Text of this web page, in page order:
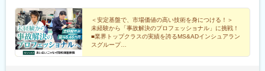
宮崎県／鹿児島県／沖縄県※詳細は下記URLよりご確認ください。
https://www.aioinissaydowa.co.jp※現在当社は、三井住友海上火災
保険株式会社との合併に関する協議を行なっております。その影
響により、今後上記勤務先住所が変更になる可能性もございます
ので予めご了承ください。※受動喫煙対策：各拠点執務室内禁煙
山県)、北鉄金沢駅、長野駅、松本駅、錦駅、四条大宮駅、北新地
駅、堺駅、旧居留地・大丸前駅、姫路駅、近鉄奈良駅、郵便局前
駅、福山駅、市役所前駅(広島県)、新山口駅、徳島駅、片原町駅
(香川県)、櫛田神社前駅、西鉄久留米駅、小倉駅(福岡県)、大波止
駅、慶徳校前駅、天文館通駅、さっぽろ駅、仙台駅、さいたま新
＜安定基盤で、市場価値の高い技術を身につける！＞
未経験から「事故解決のプロフェッショナル」に挑戦！
■業界トップクラスの実績を誇るMS&ADインシュアラン
スグループ